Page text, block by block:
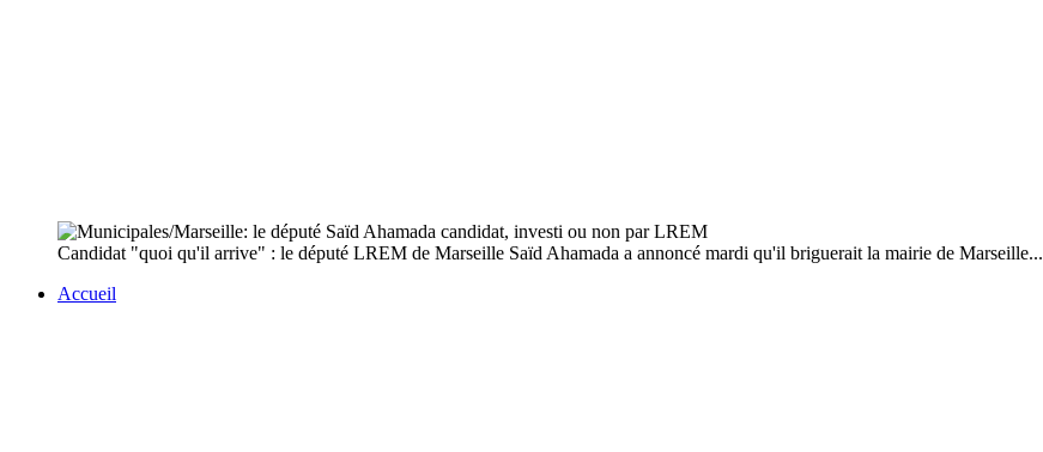
Candidat "quoi qu'il arrive" : le député LREM de Marseille Saïd Ahamada a annoncé mardi qu'il briguerait la mairie de Marseille...
Accueil